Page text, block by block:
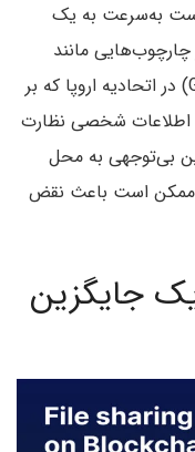
به‌سرعت به یک
چارچوب‌هایی مانند
مقررات عمومی حفاظت از داده‌ها (GDPR) در اتحادیه اروپا که بر
اطلاعات شخصی نظارت
بی‌توجهی به محل
ممکن است باعث نقض
جایگزین